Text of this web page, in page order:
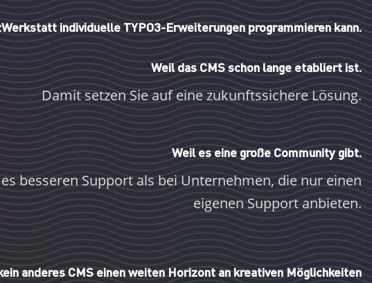
individuelle TYPO3-Erweiterungen programmieren kann.
Weil das CMS schon lange etabliert ist.
Damit setzen Sie auf eine zukunftssichere Lösung.
Weil es eine große Community gibt.
besseren Support als bei Unternehmen, die nur einen
eigenen Support anbieten.
anderes CMS einen weiten Horizont an kreativen Möglichkeiten